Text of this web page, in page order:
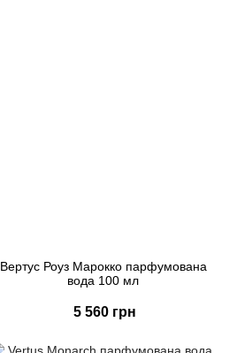
Вертус Роуз Марокко парфумована
вода 100 мл
5 560 грн